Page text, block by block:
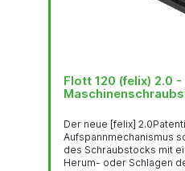
Flott 120 (felix) 2.0 -
Der neue [felix]
Aufspannmechanismus
des Schraubstocks mit
Herum- oder Schlagen